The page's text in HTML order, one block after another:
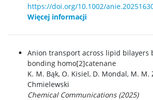
https://doi.org/10.1002/
Więcej informacji
Anion transport across lipid bilayers
bonding homo[2]catenane
K. M. Bąk, O. Kisiel, D. Mondal, M. M.
Chmielewski
Chemical Communications (2025)